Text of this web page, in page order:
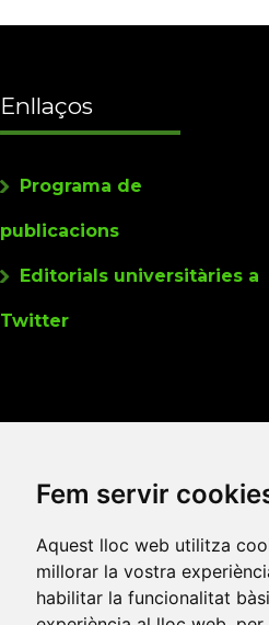
Fem servir
Aquest lloc web utilitza
millorar la vostra
habilitar la funcionalitat
Enllaços
Programa de
publicacions
Editorials universitàries a
Twitter